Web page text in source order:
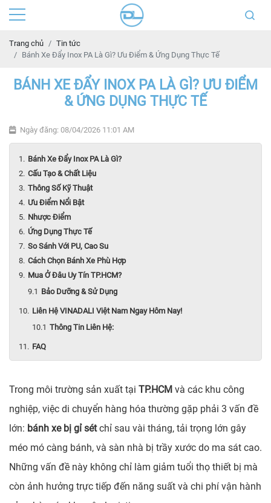
Trang chủ
Tin tức
Bánh Xe Đẩy Inox PA Là Gì? Ưu Điểm & Ứng Dụng Thực Tế
BÁNH XE ĐẨY INOX PA LÀ GÌ? ƯU ĐIỂM
& ỨNG DỤNG THỰC TẾ
Ngày đăng: 08/04/2026 11:01 AM
Bánh Xe Đẩy Inox PA Là Gì?
Cấu Tạo & Chất Liệu
Thông Số Kỹ Thuật
Ưu Điểm Nổi Bật
Nhược Điểm
Ứng Dụng Thực Tế
So Sánh Với PU, Cao Su
Cách Chọn Bánh Xe Phù Hợp
Mua Ở Đâu Uy Tín TP.HCM?
Bảo Dưỡng & Sử Dụng
Liên Hệ VINADALI Việt Nam Ngay Hôm Nay!
Thông Tin Liên Hệ:
FAQ
Trong môi trường sản xuất tại TP.HCM và các khu công
nghiệp, việc di chuyển hàng hóa thường gặp phải 3 vấn đề
lớn: bánh xe bị gỉ sétchỉ sau vài tháng, tải trọng lớn gây
méo mó càng bánh, và sàn nhà bị trầy xước do ma sát cao.
Những vấn đề này không chỉ làm giảm tuổi thọ thiết bị mà
còn ảnh hưởng trực tiếp đến năng suất và chi phí vận hành